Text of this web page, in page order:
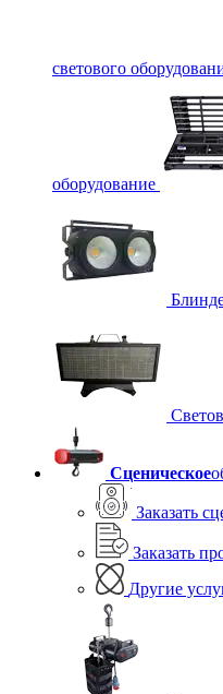
светового
оборудование
Сценическое
Заказать
Заказать
Другие